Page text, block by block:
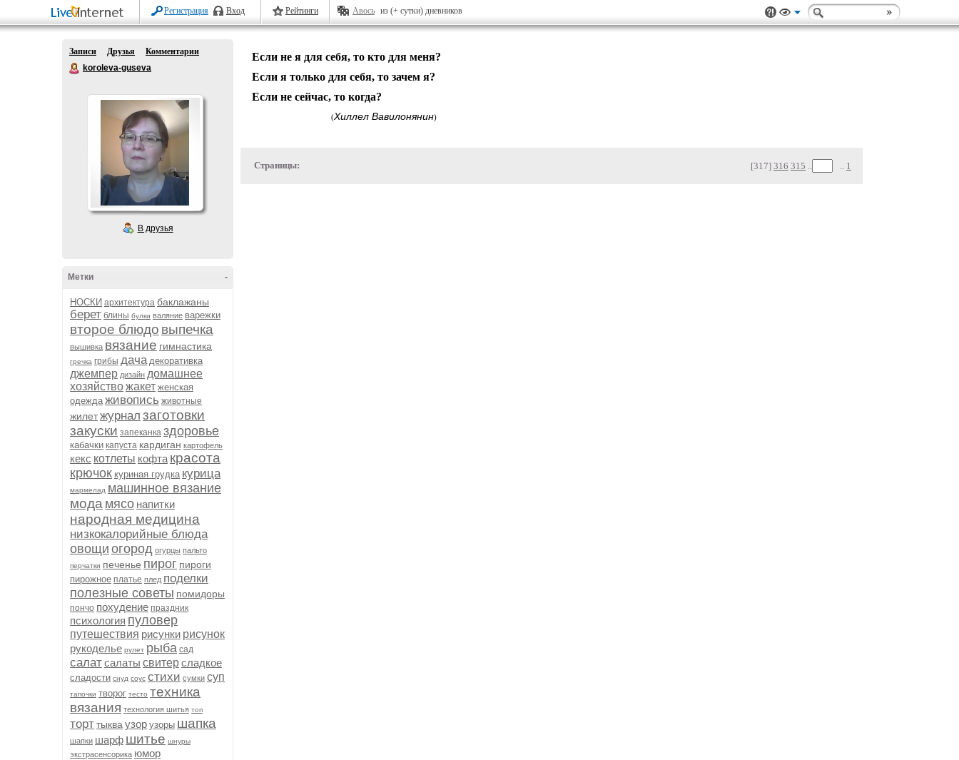
Регистрация Вход Рейтинги Авось из (+ сутки) дневников
Записи Друзья
Комментарии
koroleva-guseva
В друзья
-
Метки
НОСКИ архитектура баклажаны
берет блины булки валяние варежки
второе блюдо выпечка
вышивка вязание гимнастика
гречка грибы дача декоративка
джемпер дизайн домашнее
хозяйствожакет женская
одежда живопись животные
жилетжурнал заготовки
закуски запеканка здоровье
кабачки капуста кардиган картофель
кекс котлеты кофта красота
крючок куриная грудка курица
мармелад машинное вязание
мода мясо напитки
народная медицина
низкокалорийные блюда
овощи огород огурцы пальто
перчатки печенье пирог пироги
пирожное платье плед поделки
полезные советы помидоры
пончо похудение праздник
психология пуловер
путешествия рисунки рисунок
рукоделье рулет рыба сад
салатсалаты свитерсладкое
сладости снуд соус стихи сумки суп
тапочки творог тесто техника
вязания технология шитья топ
торттыква узор узоры шапка
шапки шарф шитье шнуры
экстрасенсорика юмор
Если не я для себя, то кто для меня?
Если я только для себя, то зачем я?
Если не сейчас, то когда?
(Хиллел Вавилонянин)
Страницы: [317] 316 315 .. .. 1